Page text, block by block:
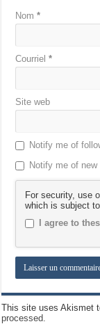
Nom*
Courriel*
Site web
Notify me of
Notify me of new
For security, use
which is subject
I agree to
This site uses Akismet
processed.